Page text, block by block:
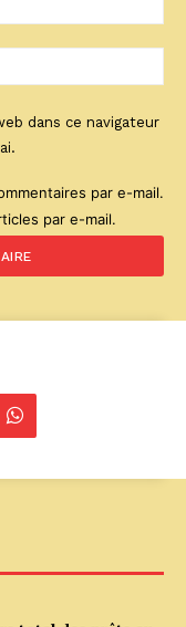
:*
:
dans ce navigateur
par e-mail.
par e-mail.